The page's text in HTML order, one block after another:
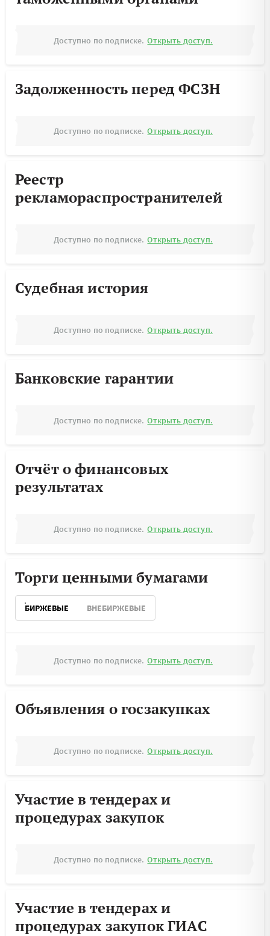
Доступно по подписке. Открыть доступ.
Задолженность перед ФСЗН
Доступно по подписке. Открыть доступ.
Реестр
рекламораспространителей
Доступно по подписке. Открыть доступ.
Судебная история
Доступно по подписке. Открыть доступ.
Банковские гарантии
Доступно по подписке. Открыть доступ.
Отчёт о финансовых
результатах
Доступно по подписке. Открыть доступ.
Торги ценными бумагами
БИРЖЕВЫЕ ВНЕБИРЖЕВЫЕ
Доступно по подписке. Открыть доступ.
Объявления о госзакупках
Доступно по подписке. Открыть доступ.
Участие в тендерах и
процедурах закупок
Доступно по подписке. Открыть доступ.
Участие в тендерах и
процедурах закупок ГИАС